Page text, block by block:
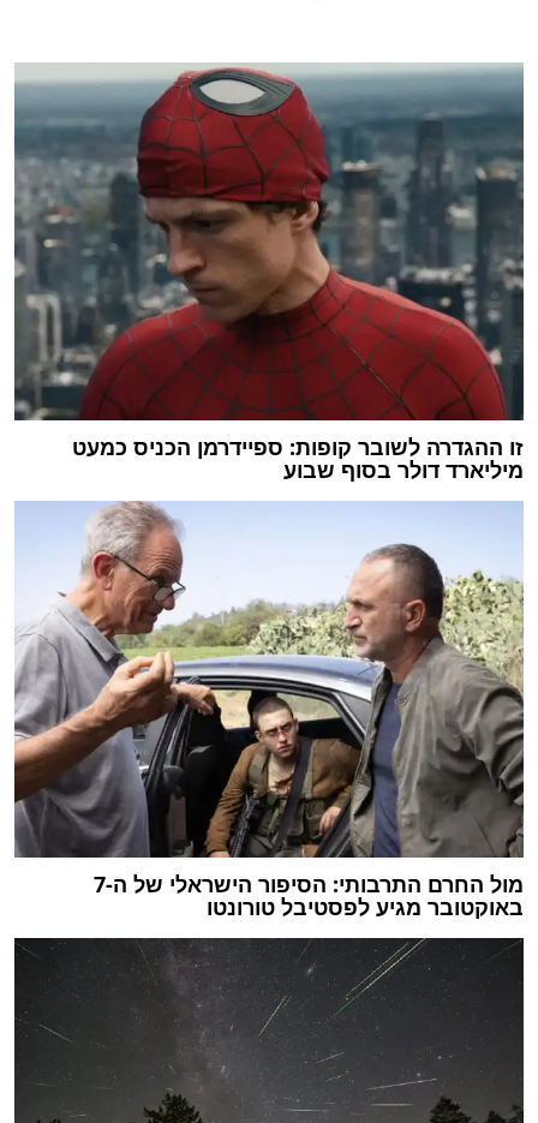
זו ההגדרה לשובר קופות: ספיידרמן הכניס כמעט
מיליארד דולר בסוף שבוע
מול החרם התרבותי: הסיפור הישראלי של ה-7
באוקטובר מגיע לפסטיבל טורונטו